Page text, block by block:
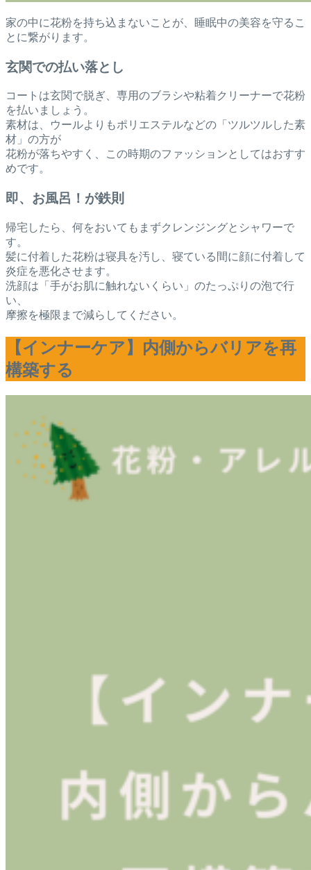
家の中に花粉を持ち込まないことが、睡眠中の美容を守るこ
とに繋がります。
玄関での払い落とし
コートは玄関で脱ぎ、専用のブラシや粘着クリーナーで花粉
を払いましょう。
素材は、ウールよりもポリエステルなどの「ツルツルした素
材」の方が
花粉が落ちやすく、この時期のファッションとしてはおすす
めです。
即、お風呂！が鉄則
帰宅したら、何をおいてもまずクレンジングとシャワーで
す。
髪に付着した花粉は寝具を汚し、寝ている間に顔に付着して
炎症を悪化させます。
洗顔は「手がお肌に触れないくらい」のたっぷりの泡で行
い、
摩擦を極限まで減らしてください。
【インナーケア】内側からバリアを再
構築する